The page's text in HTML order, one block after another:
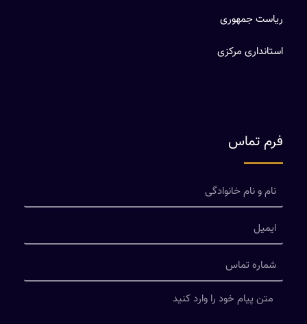
ریاست جمهوری
استانداری مرکزی
فرم تماس